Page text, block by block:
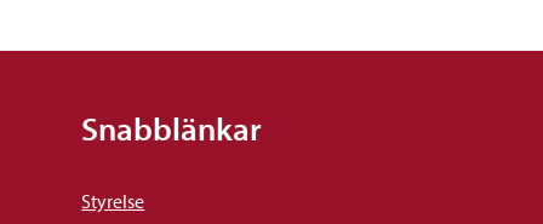
Snabblänkar
Styrelse